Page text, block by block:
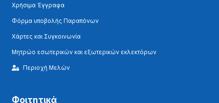
Χρήσιμα Έγγραφα
Φόρμα υποβολής Παραπόνων
Χάρτες και Συγκοινωνία
Μητρώο εσωτερικών και εξωτερικών εκλεκτόρων
Περιοχή Μελών
Φοιτητικά